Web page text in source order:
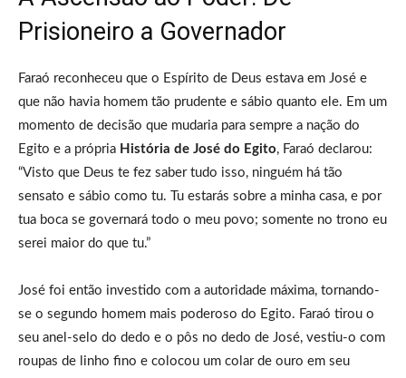
Prisioneiro a Governador
Faraó reconheceu que o Espírito de Deus estava em José e
que não havia homem tão prudente e sábio quanto ele. Em um
momento de decisão que mudaria para sempre a nação do
Egito e a própria História de José do Egito, Faraó declarou:
“Visto que Deus te fez saber tudo isso, ninguém há tão
sensato e sábio como tu. Tu estarás sobre a minha casa, e por
tua boca se governará todo o meu povo; somente no trono eu
serei maior do que tu.”
José foi então investido com a autoridade máxima, tornando-
se o segundo homem mais poderoso do Egito. Faraó tirou o
seu anel-selo do dedo e o pôs no dedo de José, vestiu-o com
roupas de linho fino e colocou um colar de ouro em seu